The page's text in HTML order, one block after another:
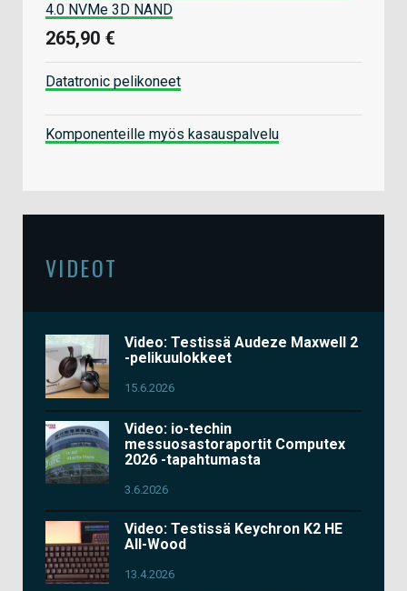
4.0 NVMe 3D NAND
265,90 €
Datatronic pelikoneet
Komponenteille myös kasauspalvelu
VIDEOT
Video: Testissä Audeze Maxwell 2
-pelikuulokkeet
15.6.2026
Video: io-techin
messuosastoraportit Computex
2026 -tapahtumasta
3.6.2026
Video: Testissä Keychron K2 HE
All-Wood
13.4.2026